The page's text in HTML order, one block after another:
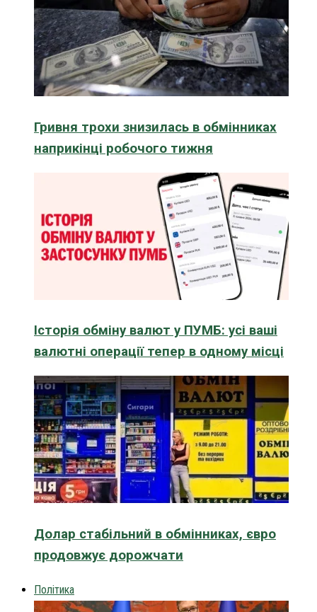
Гривня трохи знизилась в обмінниках
наприкінці робочого тижня
Історія обміну валют у ПУМБ: усі ваші
валютні операції тепер в одному місці
Долар стабільний в обмінниках, євро
продовжує дорожчати
Політика